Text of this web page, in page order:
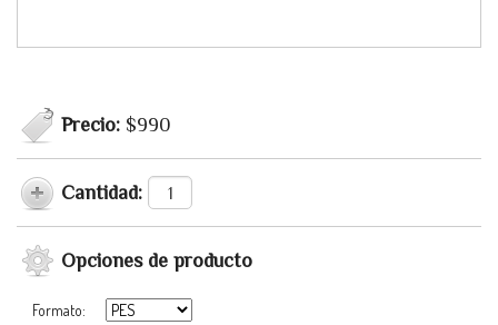
Precio: $990
Cantidad:
Opciones de producto
Formato: